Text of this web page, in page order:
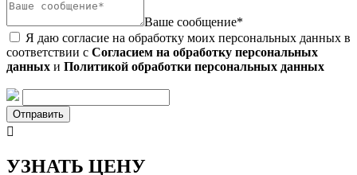
Ваше сообщение*
Я даю согласие на обработку моих персональных данных в
соответствии с Согласием на обработку персональных
данных и Политикой обработки персональных данных
Отправить

УЗНАТЬ ЦЕНУ